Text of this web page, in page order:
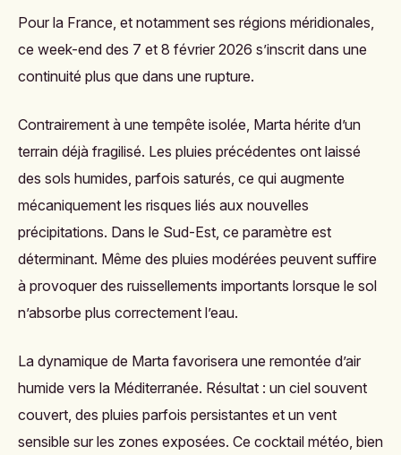
Pour la France, et notamment ses régions méridionales,
ce week-end des 7 et 8 février 2026 s’inscrit dans une
continuité plus que dans une rupture.
Contrairement à une tempête isolée, Marta hérite d’un
terrain déjà fragilisé. Les pluies précédentes ont laissé
des sols humides, parfois saturés, ce qui augmente
mécaniquement les risques liés aux nouvelles
précipitations. Dans le Sud-Est, ce paramètre est
déterminant. Même des pluies modérées peuvent suffire
à provoquer des ruissellements importants lorsque le sol
n’absorbe plus correctement l’eau.
La dynamique de Marta favorisera une remontée d’air
humide vers la Méditerranée. Résultat : un ciel souvent
couvert, des pluies parfois persistantes et un vent
sensible sur les zones exposées. Ce cocktail météo, bien